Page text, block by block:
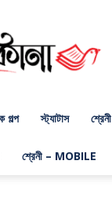
গল্পের
গল্প স্ট্যাটাস শ্রেনী
শ্রেনী – MOBILE